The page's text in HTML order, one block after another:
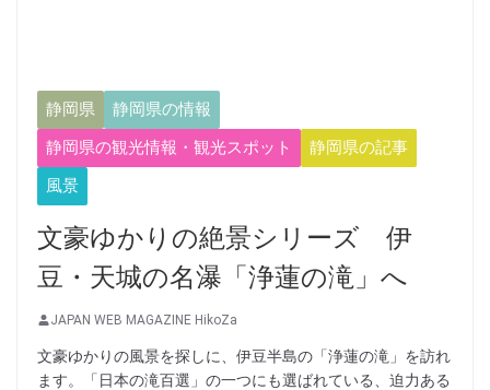
静岡県
静岡県の情報
静岡県の観光情報・観光スポット
静岡県の記事
風景
文豪ゆかりの絶景シリーズ 伊
豆・天城の名瀑「浄蓮の滝」へ
JAPAN WEB MAGAZINE HikoZa
文豪ゆかりの風景を探しに、伊豆半島の「浄蓮の滝」を訪れ
ます。「日本の滝百選」の一つにも選ばれている、迫力ある